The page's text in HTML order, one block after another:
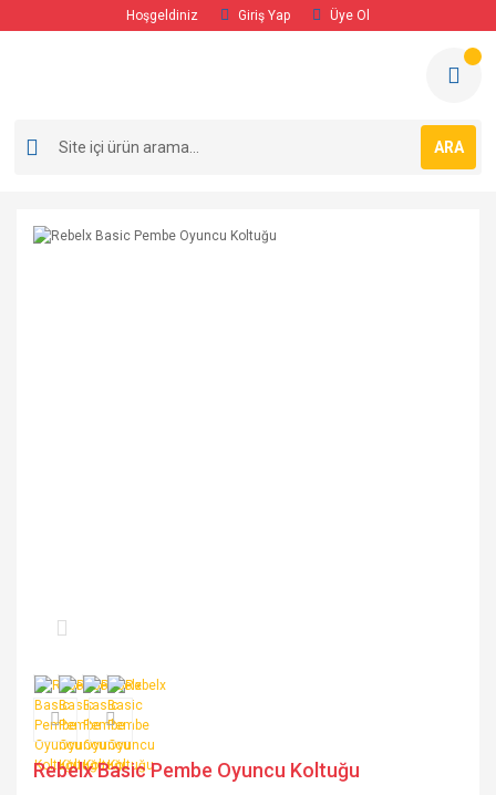
Hoşgeldiniz Giriş Yap Üye Ol
ARA
Rebelx Basic Pembe Oyuncu Koltuğu